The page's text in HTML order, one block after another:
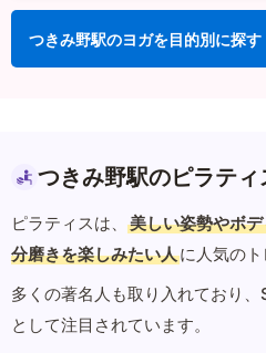
つきみ野駅のヨガを目的別に探す
つきみ野駅のピラティ
ピラティスは、 美しい姿勢やボ
分磨きを楽しみたい人に人気のト
多くの著名人も取り入れており
として注目されています。